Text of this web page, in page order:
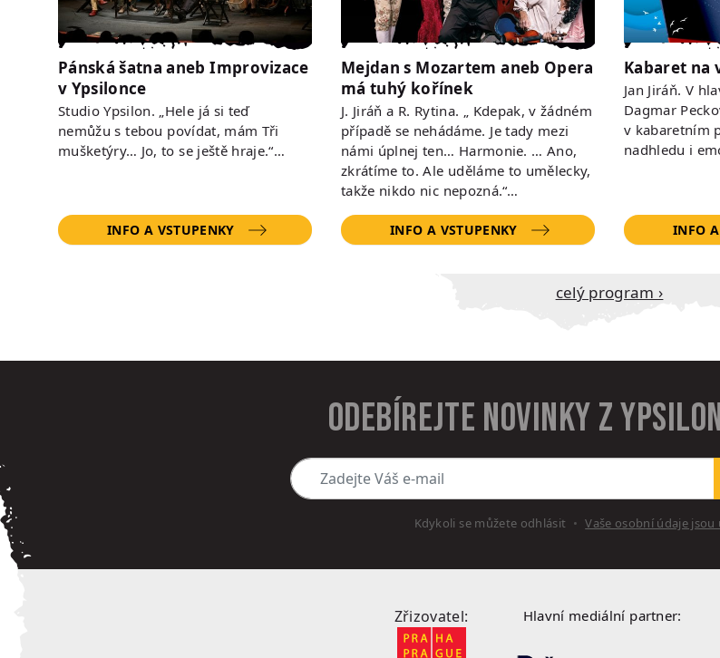
Pánská šatna aneb Improvizace
v Ypsilonce
Studio Ypsilon. „Hele já si teď
nemůžu s tebou povídat, mám Tři
mušketýry… Jo, to se ještě hraje.“…
INFO A VSTUPENKY
Mejdan s Mozartem aneb Opera
má tuhý kořínek
J. Jiráň a R. Rytina. „ Kdepak, v žádném
případě se nehádáme. Je tady mezi
námi úplnej ten… Harmonie. … Ano,
zkrátíme to. Ale uděláme to umělecky,
takže nikdo nic nepozná.“…
INFO A VSTUPENKY
Kabaret na
Jan Jiráň. V
Dagmar
v kabaretním
nadhledu i
INFO
Celý program ›
Odebírejte novinky z
Zadejte Váš e-mail
Kdykoli se můžete odhlásit Vaše osobní údaje jsou
Zřizovatel: Hlavní mediální partner: